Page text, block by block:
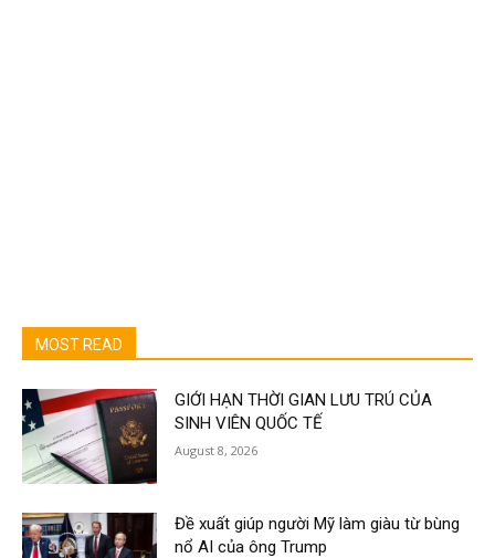
MOST READ
GIỚI HẠN THỜI GIAN LƯU TRÚ CỦA
SINH VIÊN QUỐC TẾ
August 8, 2026
Đề xuất giúp người Mỹ làm giàu từ bùng
nổ AI của ông Trump